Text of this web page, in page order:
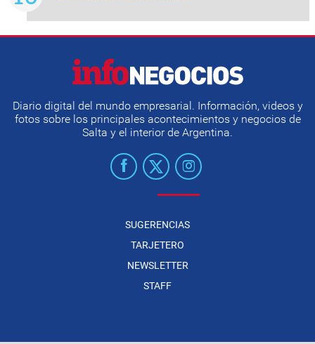
Diario digital del mundo empresarial. Información, videos y
fotos sobre los principales acontecimientos y negocios de
Salta y el interior de Argentina.
SUGERENCIAS
TARJETERO
NEWSLETTER
STAFF